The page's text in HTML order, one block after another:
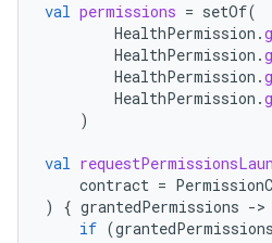
val permissions = setOf(
HealthPermission .
HealthPermission .
HealthPermission .
HealthPermission .
)
val
contract =
)
{ grantedPermissions -
if (grantedPermissions